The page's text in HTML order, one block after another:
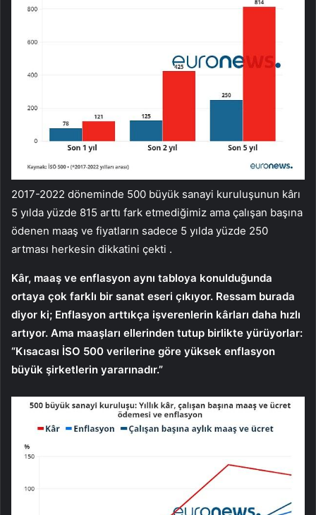
2017-2022 döneminde 500 büyük sanayi kuruluşunun kârı
5 yılda yüzde 815 arttı fark etmediğimiz ama çalışan başına
ödenen maaş ve fiyatların sadece 5 yılda yüzde 250
artması herkesin dikkatini çekti .
Kâr, maaş ve enflasyon aynı tabloya konulduğunda
ortaya çok farklı bir sanat eseri çıkıyor. Ressam burada
diyor ki; Enflasyon arttıkça işverenlerin kârları daha hızlı
artıyor. Ama maaşları ellerinden tutup birlikte yürüyorlar:
“Kısacası İSO 500 verilerine göre yüksek enflasyon
büyük şirketlerin yararınadır.”